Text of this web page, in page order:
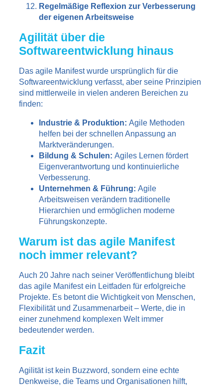
Regelmäßige Reflexion zur Verbesserung
der eigenen Arbeitsweise
Agilität über die
Softwareentwicklung hinaus
Das agile Manifest wurde ursprünglich für die
Softwareentwicklung verfasst, aber seine Prinzipien
sind mittlerweile in vielen anderen Bereichen zu
finden:
Industrie & Produktion: Agile Methoden
helfen bei der schnellen Anpassung an
Marktveränderungen.
Bildung & Schulen: Agiles Lernen fördert
Eigenverantwortung und kontinuierliche
Verbesserung.
Unternehmen & Führung: Agile
Arbeitsweisen verändern traditionelle
Hierarchien und ermöglichen moderne
Führungskonzepte.
Warum ist das agile Manifest
noch immer relevant?
Auch 20 Jahre nach seiner Veröffentlichung bleibt
das agile Manifest ein Leitfaden für erfolgreiche
Projekte. Es betont die Wichtigkeit von Menschen,
Flexibilität und Zusammenarbeit – Werte, die in
einer zunehmend komplexen Welt immer
bedeutender werden.
Fazit
Agilität ist kein Buzzword, sondern eine echte
Denkweise, die Teams und Organisationen hilft,